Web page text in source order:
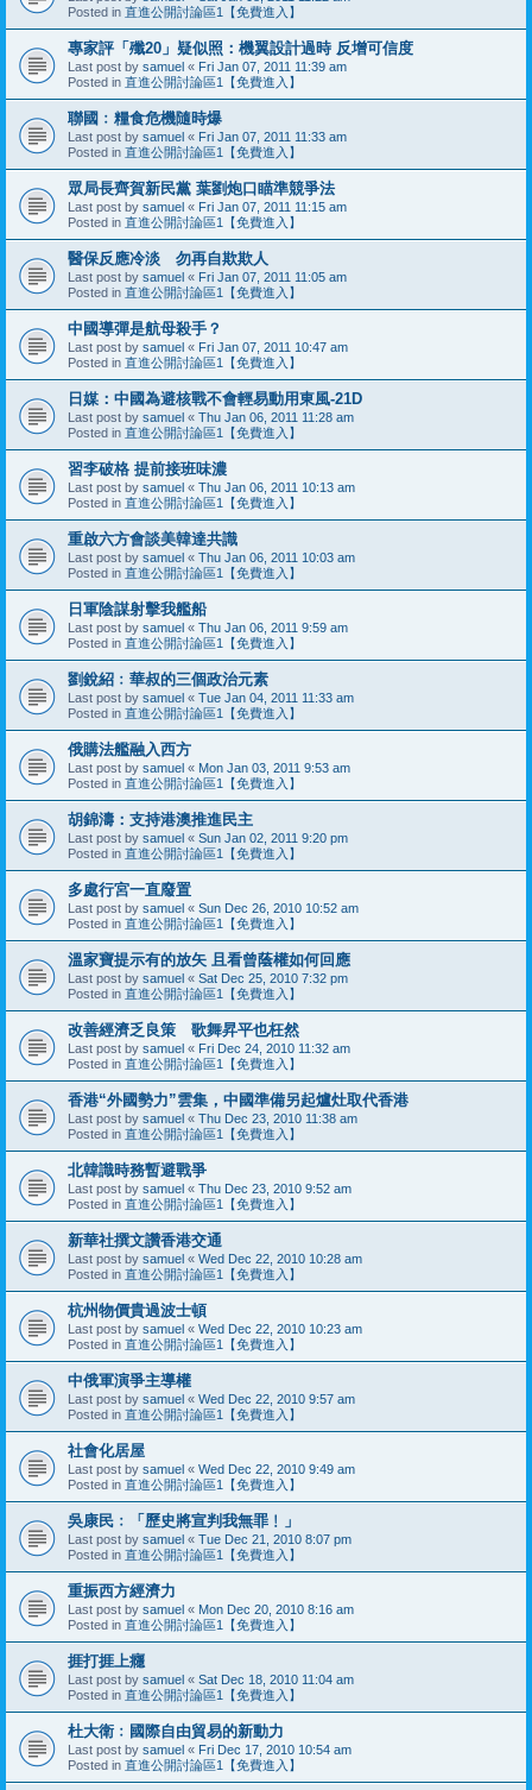
Posted in 直進公開討論區1【免費進入】
專家評「殲20」疑似照：機翼設計過時 反增可信度
Last post by samuel « Fri Jan 07, 2011 11:39 am
Posted in 直進公開討論區1【免費進入】
聯國﹕糧食危機隨時爆
Last post by samuel « Fri Jan 07, 2011 11:33 am
Posted in 直進公開討論區1【免費進入】
眾局長齊賀新民黨 葉劉炮口瞄準競爭法
Last post by samuel « Fri Jan 07, 2011 11:15 am
Posted in 直進公開討論區1【免費進入】
醫保反應冷淡 勿再自欺欺人
Last post by samuel « Fri Jan 07, 2011 11:05 am
Posted in 直進公開討論區1【免費進入】
中國導彈是航母殺手？
Last post by samuel « Fri Jan 07, 2011 10:47 am
Posted in 直進公開討論區1【免費進入】
日媒：中國為避核戰不會輕易動用東風-21D
Last post by samuel « Thu Jan 06, 2011 11:28 am
Posted in 直進公開討論區1【免費進入】
習李破格 提前接班味濃
Last post by samuel « Thu Jan 06, 2011 10:13 am
Posted in 直進公開討論區1【免費進入】
重啟六方會談美韓達共識
Last post by samuel « Thu Jan 06, 2011 10:03 am
Posted in 直進公開討論區1【免費進入】
日軍陰謀射擊我艦船
Last post by samuel « Thu Jan 06, 2011 9:59 am
Posted in 直進公開討論區1【免費進入】
劉銳紹﹕華叔的三個政治元素
Last post by samuel « Tue Jan 04, 2011 11:33 am
Posted in 直進公開討論區1【免費進入】
俄購法艦融入西方
Last post by samuel « Mon Jan 03, 2011 9:53 am
Posted in 直進公開討論區1【免費進入】
胡錦濤：支持港澳推進民主
Last post by samuel « Sun Jan 02, 2011 9:20 pm
Posted in 直進公開討論區1【免費進入】
多處行宮一直廢置
Last post by samuel « Sun Dec 26, 2010 10:52 am
Posted in 直進公開討論區1【免費進入】
溫家寶提示有的放矢 且看曾蔭權如何回應
Last post by samuel « Sat Dec 25, 2010 7:32 pm
Posted in 直進公開討論區1【免費進入】
改善經濟乏良策 歌舞昇平也枉然
Last post by samuel « Fri Dec 24, 2010 11:32 am
Posted in 直進公開討論區1【免費進入】
香港“外國勢力”雲集，中國準備另起爐灶取代香港
Last post by samuel « Thu Dec 23, 2010 11:38 am
Posted in 直進公開討論區1【免費進入】
北韓識時務暫避戰爭
Last post by samuel « Thu Dec 23, 2010 9:52 am
Posted in 直進公開討論區1【免費進入】
新華社撰文讚香港交通
Last post by samuel « Wed Dec 22, 2010 10:28 am
Posted in 直進公開討論區1【免費進入】
杭州物價貴過波士頓
Last post by samuel « Wed Dec 22, 2010 10:23 am
Posted in 直進公開討論區1【免費進入】
中俄軍演爭主導權
Last post by samuel « Wed Dec 22, 2010 9:57 am
Posted in 直進公開討論區1【免費進入】
社會化居屋
Last post by samuel « Wed Dec 22, 2010 9:49 am
Posted in 直進公開討論區1【免費進入】
吳康民﹕「歷史將宣判我無罪﹗」
Last post by samuel « Tue Dec 21, 2010 8:07 pm
Posted in 直進公開討論區1【免費進入】
重振西方經濟力
Last post by samuel « Mon Dec 20, 2010 8:16 am
Posted in 直進公開討論區1【免費進入】
捱打捱上癮
Last post by samuel « Sat Dec 18, 2010 11:04 am
Posted in 直進公開討論區1【免費進入】
杜大衛﹕國際自由貿易的新動力
Last post by samuel « Fri Dec 17, 2010 10:54 am
Posted in 直進公開討論區1【免費進入】